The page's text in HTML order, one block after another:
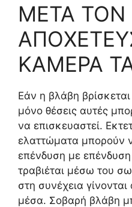
ΜΕΤΑ ΤΟΝ
ΚΑΜΕΡΑ
Εάν η βλάβη βρίσκεται
μόνο θέσεις αυτές
να επισκευαστεί.
ελαττώματα μπορούν
επένδυση με
τραβιέται μέσω του
στη συνέχεια
μέσα. Σοβαρή βλάβη